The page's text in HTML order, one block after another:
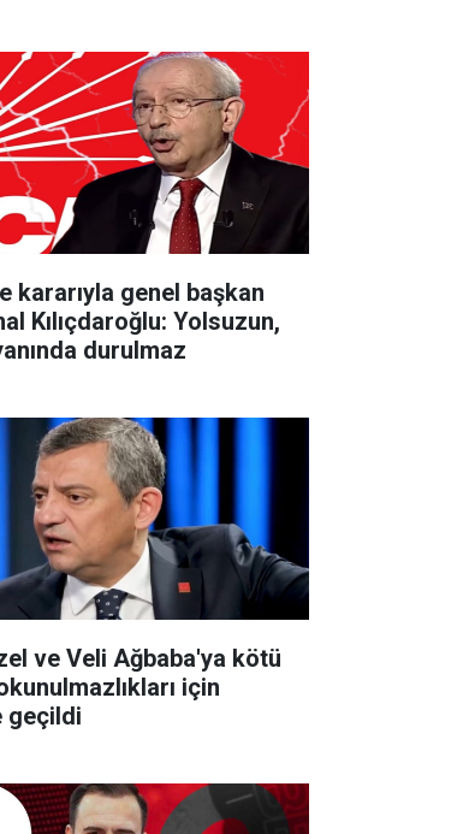
kararıyla genel başkan
Kılıçdaroğlu: Yolsuzun,
durulmaz
ve Veli Ağbaba'ya kötü
için
geçildi